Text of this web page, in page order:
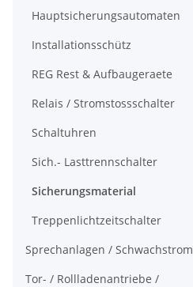
Hauptsicherungsautomaten
Installationsschütz
REG Rest & Aufbaugeraete
Relais / Stromstossschalter
Schaltuhren
Sich.- Lasttrennschalter
Sicherungsmaterial
Treppenlichtzeitschalter
Sprechanlagen / Schwachstrom
Tor- / Rollladenantriebe /